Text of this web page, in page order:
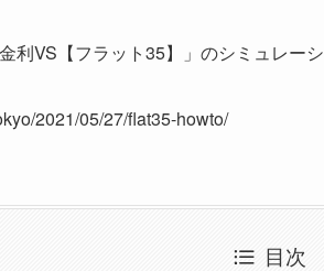
利VS【フラット35】」のシミュレー
2021/05/27/flat35-howto/
目次